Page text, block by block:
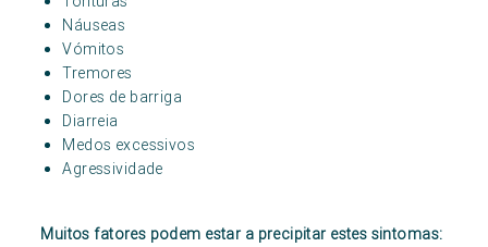
Náuseas
Vómitos
Tremores
Dores de barriga
Diarreia
Medos excessivos
Agressividade
Muitos fatores podem estar a precipitar estes sintomas: